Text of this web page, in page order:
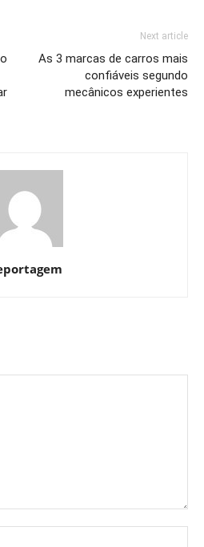
Next article
As 3 marcas de carros mais
confiáveis segundo
mecânicos experientes